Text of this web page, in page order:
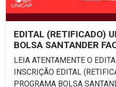
EDITAL (RETIFICADO)
BOLSA SANTANDER
LEIA ATENTAMENTE O
INSCRIÇÃO EDITAL (RETIFICADO) UNICAP:
PROGRAMA BOLSA